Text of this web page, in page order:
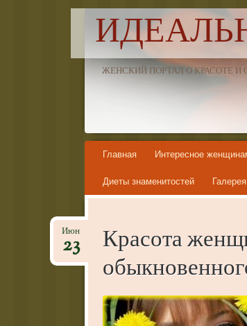
ЖЕНСКИЙ ПОРТАЛ О КРАСОТЕ И
Skip to content
Главная Интересное
Диеты знаменитостей Галерея
Красота
Июн
23